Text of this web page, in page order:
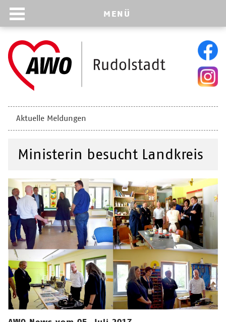
Navigation
überspringen
Aktuelle Meldungen
Ministerin besucht Landkreis
MENÜ